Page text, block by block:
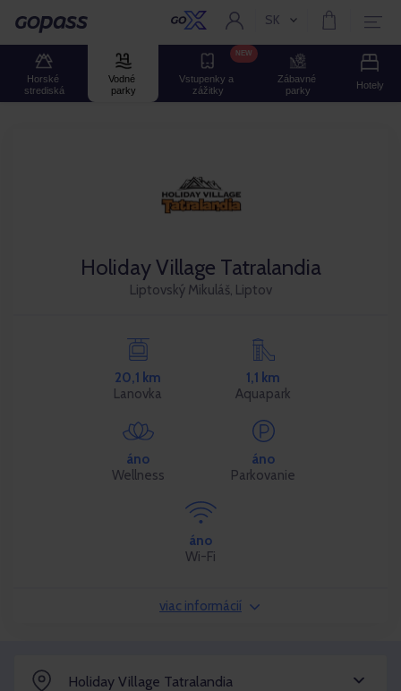
Gopass Aktuální jazyk:
SK
Horské
strediská
Vodné
parky
Vstupenky a
zážitky
NEW
Zábavné
parky
Hotely
Holiday Village Tatralandia
Liptovský Mikuláš, Liptov
20,1 km
Lanovka
1,1 km
Aquapark
áno
Wellness
áno
Parkovanie
áno
Wi-Fi
viac informácií
Holiday Village Tatralandia